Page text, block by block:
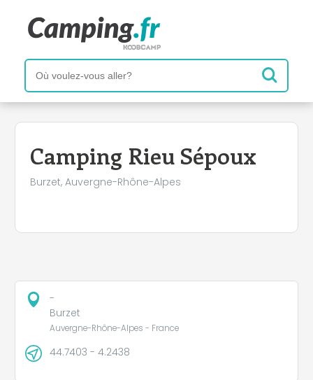
Camping Rieu Sépoux
Burzet, Auvergne-Rhône-Alpes
+
−
-
Burzet
Auvergne-Rhône-Alpes - France
44.7403 - 4.2438